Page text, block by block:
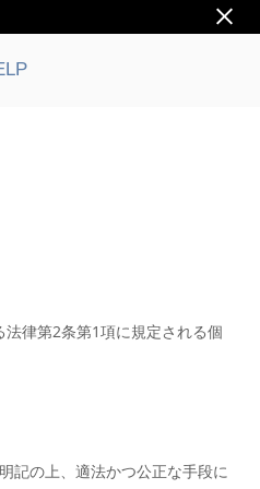
律第2条第1項に規定される個
記の上、適法かつ公正な手段に